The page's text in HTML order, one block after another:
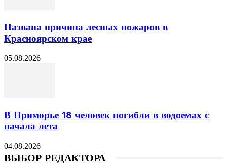
Названа причина лесных пожаров в
Красноярском крае
05.08.2026
В Приморье 18 человек погибли в водоемах с
начала лета
04.08.2026
ВЫБОР РЕДАКТОРА